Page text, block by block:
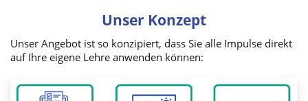
Unser Konzept
Unser Angebot ist so konzipiert, dass Sie alle Impulse direkt
auf Ihre eigene Lehre anwenden können: